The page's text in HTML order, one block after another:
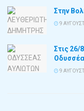
Στην
9
Στις 26/
9